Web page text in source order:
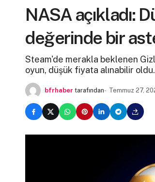
NASA açıkladı:
değerinde bir
Steam'de merakla beklenen
oyun, düşük fiyata alınabilir oldu.
bfrhaber tarafından Temmuz 27,